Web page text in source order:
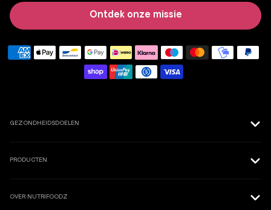
Ontdek onze missie
GEZONDHEIDSDOELEN
Sneller Afslanken
PRODUCTEN
Maaltijdshakes
OVER NUTRIFOODZ